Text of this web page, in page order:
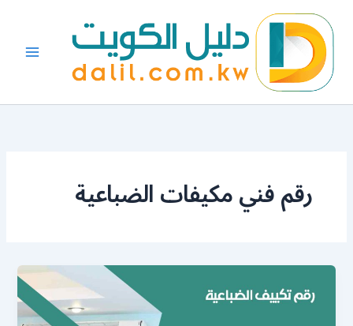
المحتوى
رقم فني مكيفات الضباعية